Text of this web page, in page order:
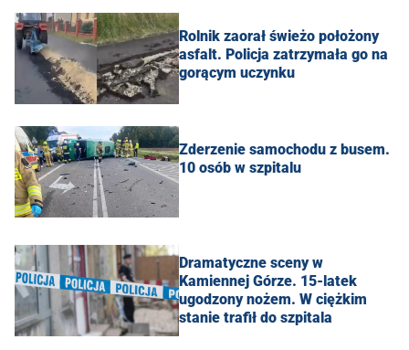
Rolnik zaorał świeżo położony
asfalt. Policja zatrzymała go na
gorącym uczynku
Zderzenie samochodu z busem.
10 osób w szpitalu
Dramatyczne sceny w
Kamiennej Górze. 15-latek
ugodzony nożem. W ciężkim
stanie trafił do szpitala